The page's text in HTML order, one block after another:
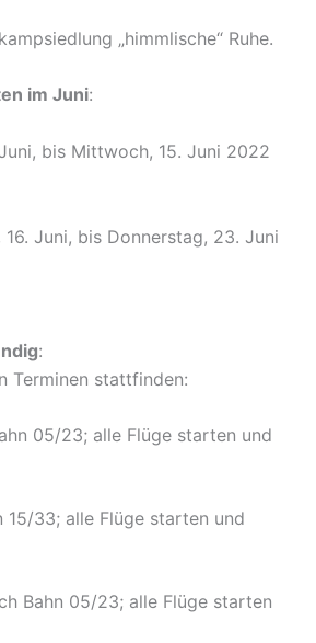
„himmlische“ Ruhe.
im Juni:
bis Mittwoch, 15. Juni 2022
Juni, bis Donnerstag, 23. Juni
:
Terminen stattfinden:
05/23; alle Flüge starten und
33; alle Flüge starten und
Bahn 05/23; alle Flüge starten